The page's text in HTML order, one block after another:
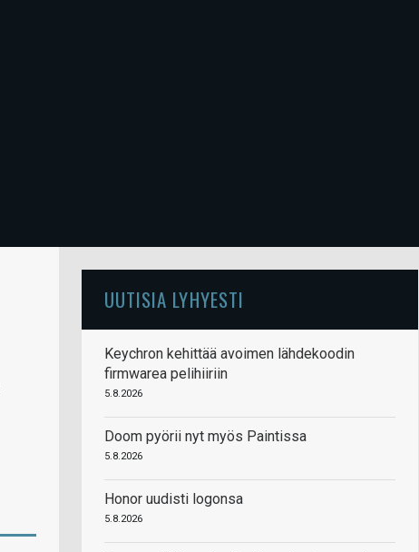
UUTISIA LYHYESTI
Keychron kehittää avoimen lähdekoodin
firmwarea pelihiiriin
5.8.2026
Doom pyörii nyt myös Paintissa
5.8.2026
Honor uudisti logonsa
5.8.2026